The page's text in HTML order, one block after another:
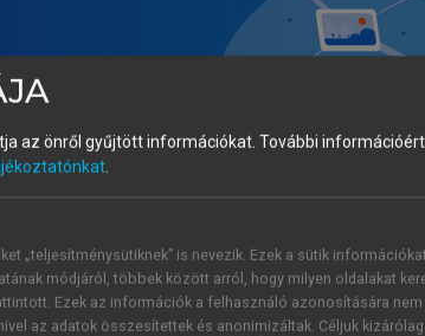
az önről gyűjtött információkat. További
.
„teljesítménysütiknek” is nevezik. Ezek a sütik
módjáról, többek között arról, hogy milyen oldalakat
Ezek az információk a felhasználó azonosítására nem
az adatok összesítettek és anonimizáltak. Céljuk